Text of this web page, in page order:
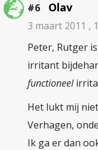
#6 Olav
3 maart 2011 ,
Peter, Rutger
irritant
functioneel
Het lukt mij
Verhagen,
Ik ga er dan